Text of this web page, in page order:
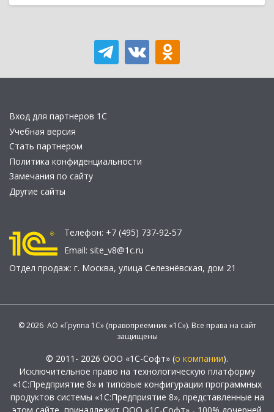
Вход для партнеров 1С
Учебная версия
Стать партнером
Политика конфиденциальности
Замечания по сайту
Другие сайты
Телефон: +7 (495) 737-92-57
Email: site_v8@1c.ru
Отдел продаж: г. Москва, улица Селезнёвская, дом 21
© 2026 АО «Группа 1С» (правопреемник «1С»). Все права на сайт
защищены
© 2011- 2026 ООО «1С-Софт» (о компании).
Исключительное право на технологическую платформу
«1С:Предприятие 8» и типовые конфигурации программных
продуктов системы «1С:Предприятие 8», представленные на